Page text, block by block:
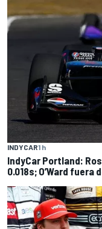
INDYCAR1 h
IndyCar Portland:
0.018s; O’Ward fuera